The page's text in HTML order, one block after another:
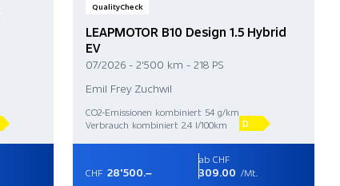
QualityCheck
LEAPMOTOR B10 Design 1.5 Hybrid
EV
07/2026 - 2'500 km - 218 PS
Emil Frey Zuchwil
CO2-Emissionen kombiniert 54 g/km
Verbrauch kombiniert 2.4 l/100km
D
CHF 28'500.–
ab CHF
309.00 /Mt.